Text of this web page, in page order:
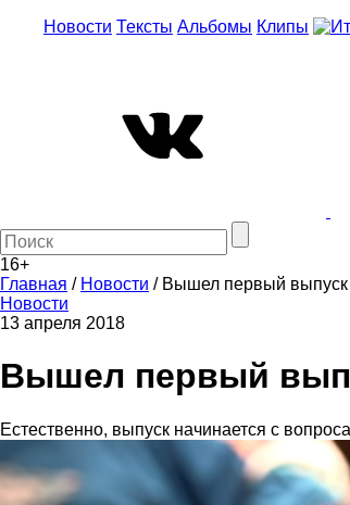
Новости Тексты Альбомы Клипы
16+
Главная / Новости / Вышел первый
Новости
13 апреля 2018
Вышел первый
Естественно, выпуск начинается с